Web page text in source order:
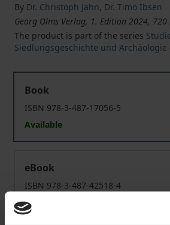
By Dr. Christoph Jahn, Dr. Timo Ibsen
Georg Olms Verlag, 1. Edition 2024, 720
The product is part of the series
Siedlungsgeschichte und Archäologie
Book
ISBN 978-3-487-17056-5
Available
eBook
ISBN 978-3-487-42518-4
Available